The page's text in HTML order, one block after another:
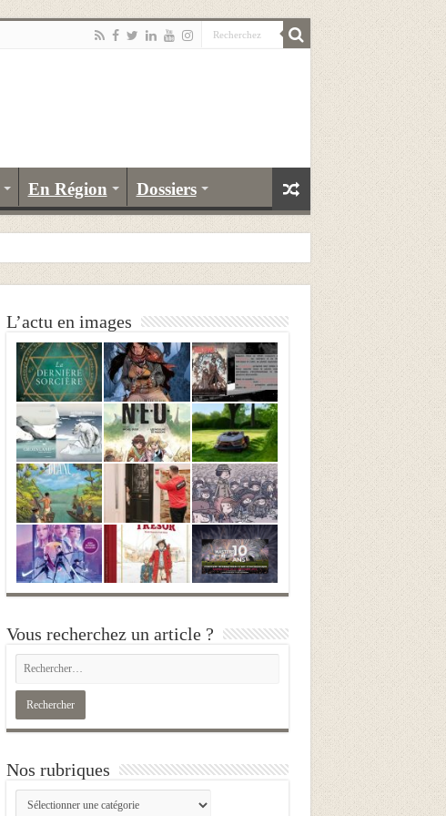
En Région Dossiers
L’actu en images
Vous recherchez un article ?
Nos rubriques
Nos